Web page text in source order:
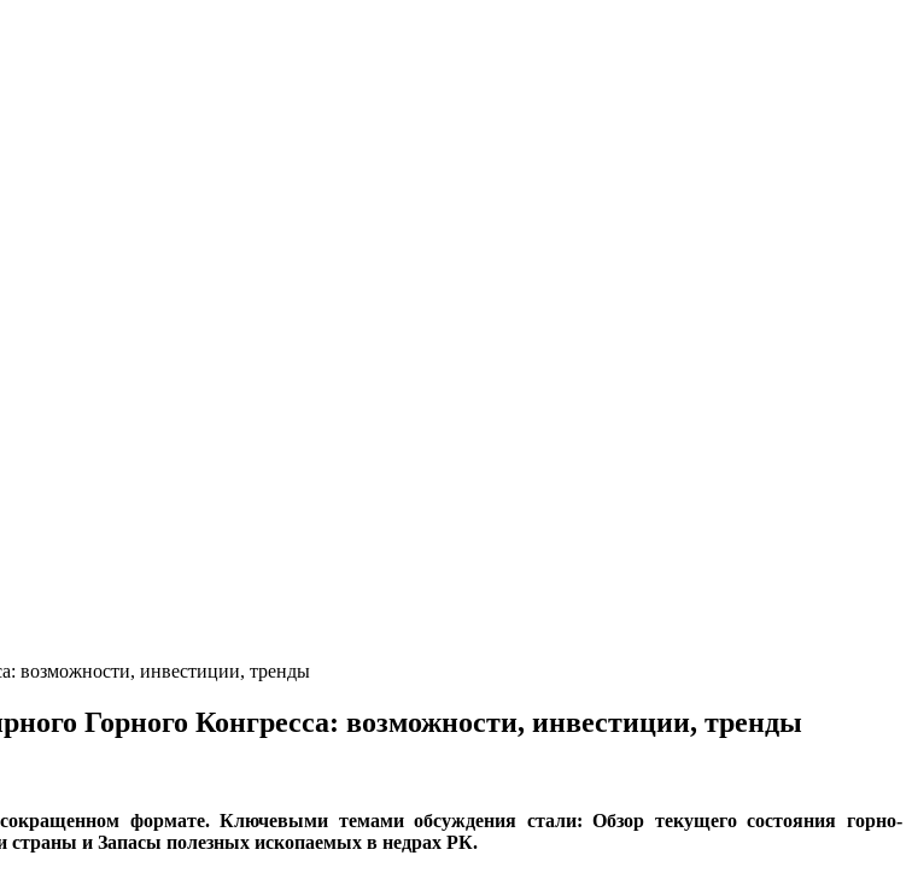
возможности, инвестиции, тренды
Горного Конгресса: возможности, инвестиции, тренды
формате. Ключевыми темами обсуждения стали: Обзор текущего состояния горно-
страны и Запасы полезных ископаемых в недрах РК.